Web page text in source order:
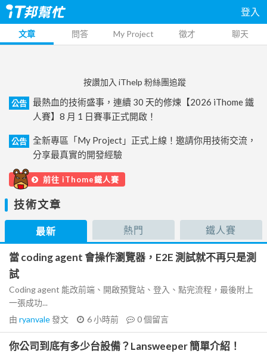
登入
文章 問答 My Project 徵才 聊天
按讚加入 iThelp 粉絲團追蹤
公告
最熱血的技術盛事，連續 30 天的修煉【2026 iThome 鐵
人賽】8 月 1 日賽事正式開啟！
公告
全新專區「My Project」正式上線！邀請你用技術交流，
分享最真實的開發經驗
前往 iThome鐵人賽
技術文章
最新 熱門 鐵人賽
當 coding agent 會操作瀏覽器，E2E 測試就不再只是測
試
Coding agent 能改前端、開啟預覽站、登入、點完流程，最後附上
一張成功...
由 ryanvale發文 6 小時前 0個留言
你公司到底有多少台設備？Lansweeper 簡單介紹！